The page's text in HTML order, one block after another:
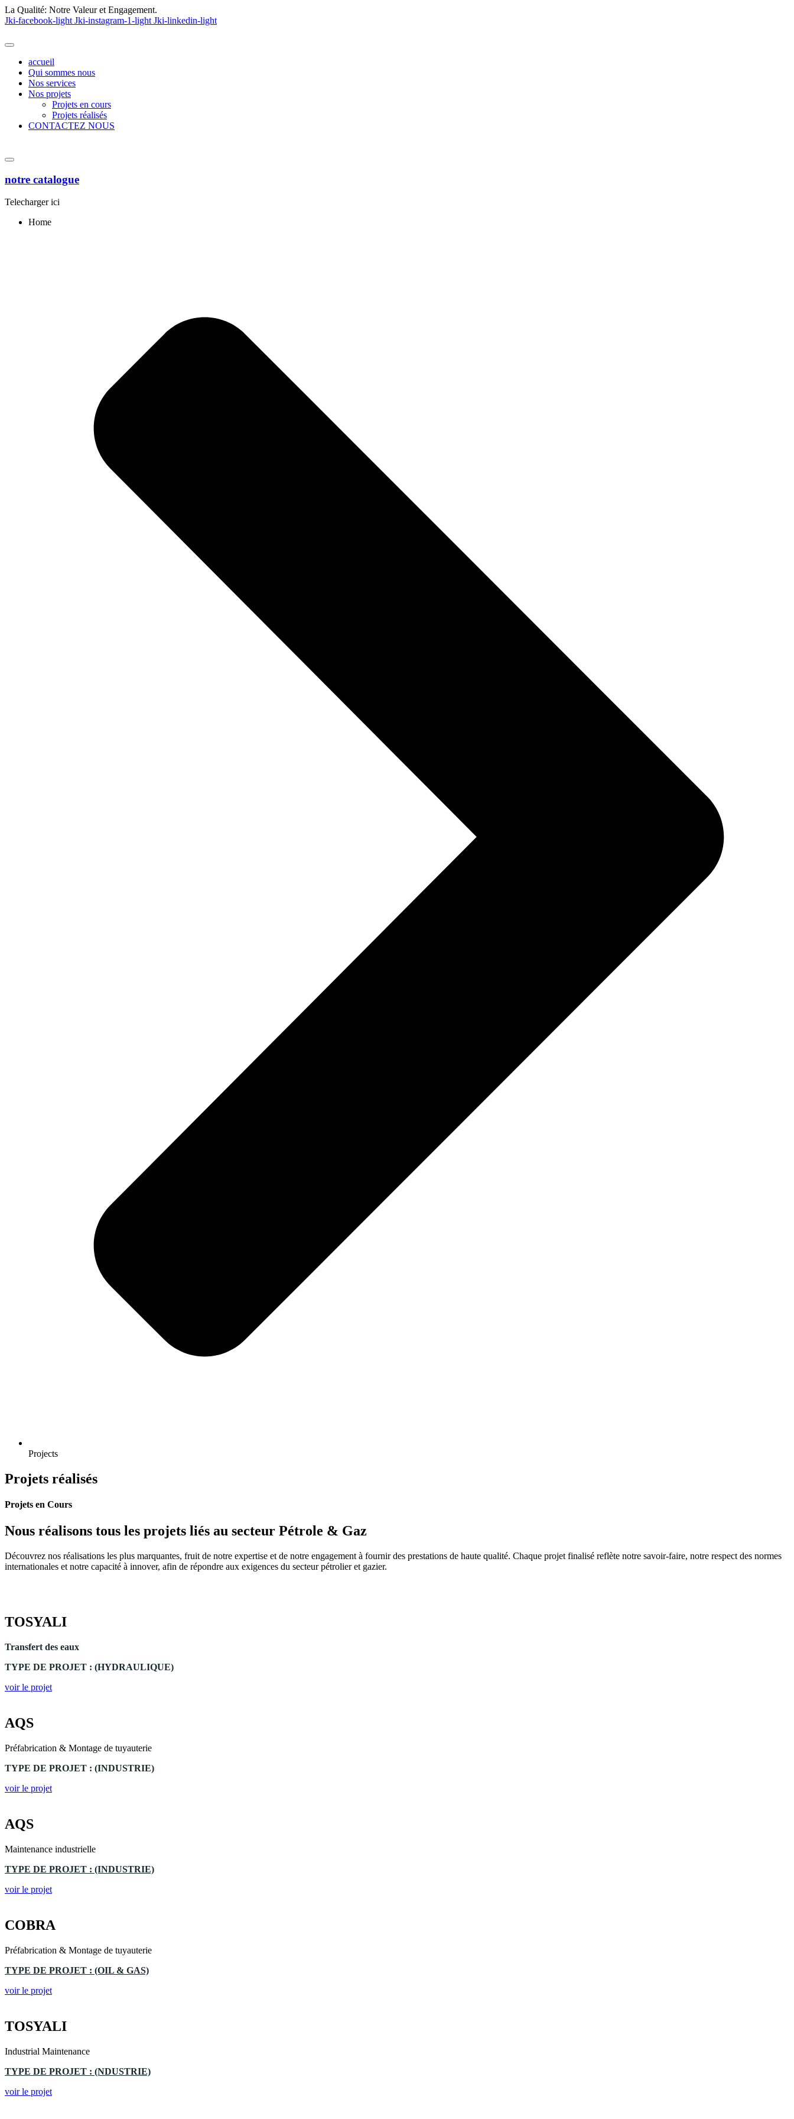
La Qualité: Notre Valeur et Engagement.
Jki-facebook-light Jki-instagram-1-light Jki-linkedin-light
accueil
Qui sommes nous
Nos services
Nos projets
Projets en cours
Projets réalisés
CONTACTEZ NOUS
notre catalogue
Telecharger ici
Home
Projects
Projets réalisés
Projets en Cours
Nous réalisons tous les projets liés au secteur Pétrole & Gaz
Découvrez nos réalisations les plus marquantes, fruit de notre expertise et de notre engagement à fournir des prestations de haute qualité. Chaque projet finalisé reflète notre savoir-faire, notre respect des normes
internationales et notre capacité à innover, afin de répondre aux exigences du secteur pétrolier et gazier.
TOSYALI
Transfert des eaux
TYPE DE PROJET : (HYDRAULIQUE)
voir le projet
AQS
Préfabrication & Montage de tuyauterie
TYPE DE PROJET : (INDUSTRIE)
voir le projet
AQS
Maintenance industrielle
TYPE DE PROJET : (INDUSTRIE)
voir le projet
COBRA
Préfabrication & Montage de tuyauterie
TYPE DE PROJET : (OIL & GAS)
voir le projet
TOSYALI
Industrial Maintenance
TYPE DE PROJET : (NDUSTRIE)
voir le projet